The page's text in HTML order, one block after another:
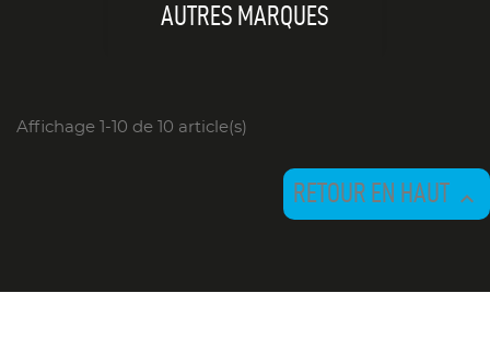
AUTRES MARQUES
Affichage 1-10 de 10 article(s)
RETOUR EN HAUT 